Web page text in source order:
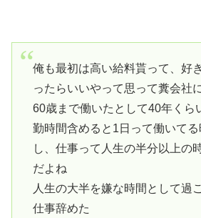
俺も最初は高い給料貰って、好
ったらいいやって思って糞会社
60歳まで働いたとして40年くら
勤時間含めると1日って働いて
し、仕事って人生の半分以上の
だよね
人生の大半を嫌な時間として過
仕事辞めた